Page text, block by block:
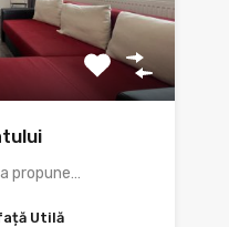
propune…
Utilă